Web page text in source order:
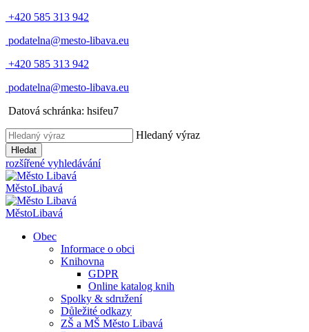
+420 585 313 942
podatelna@mesto-libava.eu
+420 585 313 942
podatelna@mesto-libava.eu
Datová schránka: hsifeu7
Hledaný výraz
Hledat
rozšířené vyhledávání
MěstoLibavá
MěstoLibavá
Obec
Informace o obci
Knihovna
GDPR
Online katalog knih
Spolky & sdružení
Důležité odkazy
ZŠ a MŠ Město Libavá